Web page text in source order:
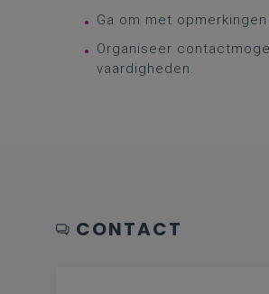
Ga om met
Organiseer
vaardigheden.
CONTACT